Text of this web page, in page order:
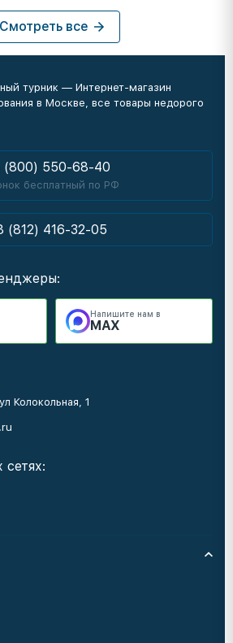
Смотреть все
турник — Интернет-магазин
в Москве, все товары недорого
(800) 550-68-40
бесплатный по РФ
(812) 416-32-05
Напишите нам в
MAX
Колокольная, 1